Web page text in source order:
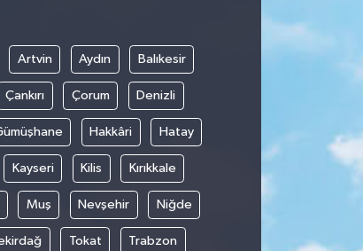
Artvin Aydın Balıkesir
Çankırı Çorum Denizli
Hakkâri Hatay
Kayseri Kilis Kırıkkale
Muş Nevşehir Niğde
Tokat Trabzon